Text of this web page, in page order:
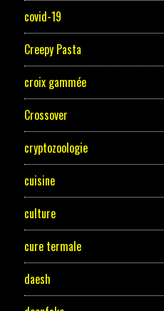
covid-19
Creepy Pasta
croix gammée
Crossover
cryptozoologie
cuisine
culture
cure termale
daesh